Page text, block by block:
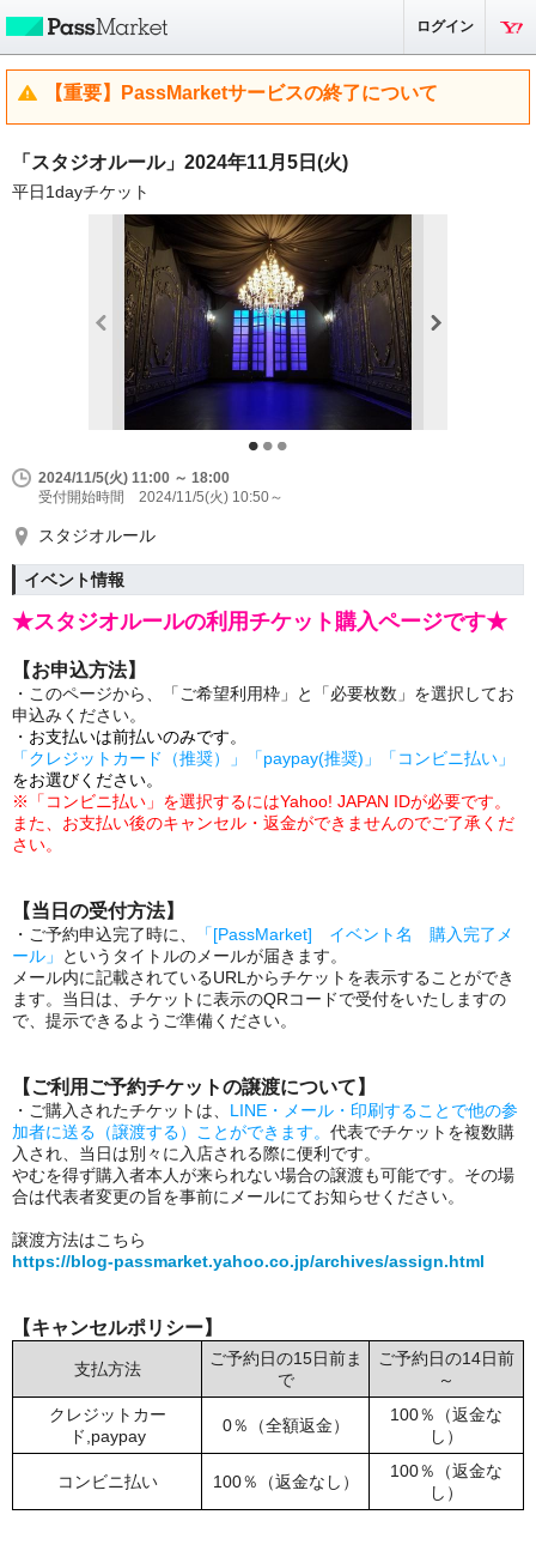
ログイン
【重要】PassMarketサービスの終了について
「スタジオルール」2024年11月5日(火)
平日1dayチケット
2024/11/5(火) 11:00 ～ 18:00
受付開始時間 2024/11/5(火) 10:50～
スタジオルール
イベント情報
★スタジオルールの利用チケット購入ページです★
【お申込方法】
・このページから、「ご希望利用枠」と「必要枚数」を選択してお
申込みください。
・ お支払いは前払いのみです。
「クレジットカード（推奨）」「paypay(推奨)」「コンビニ払い」
をお選びください。
※「コンビニ払い」を選択するにはYahoo! JAPAN IDが必要です。
また、 お支払い後のキャンセル・返金ができませんのでご了承くだ
さい。
【当日の受付方法】
・ご予約申込完了時に、
「[PassMarket] イベント名 購入完了メ
ール」
というタイトルのメールが届きます。
メール内に記載されているURLからチケットを表示することができ
ます。当日は、チケットに表示のQRコードで受付をいたしますの
で、提示できるようご準備ください。
【ご利用ご予約チケットの譲渡について】
・ご購入されたチケットは、 LINE・メール・印刷することで他の参
加者に送る（譲渡する）ことができます。 代表でチケットを複数購
入され、当日は別々に入店される際に便利です。
やむを得ず購入者本人が来られない場合の譲渡も可能です。その場
合は代表者変更の旨を事前にメールにてお知らせください。
譲渡方法はこちら
https://blog-passmarket.yahoo.co.jp/archives/assign.html
【キャンセルポリシー】
支払方法
ご予約日の15日前ま
で
ご予約日の14日前
～
クレジットカー
ド,paypay
0％（全額返金）
100％（返金な
し）
コンビニ払い 100％（返金なし）
100％（返金な
し）